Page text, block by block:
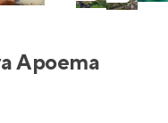
Apoema